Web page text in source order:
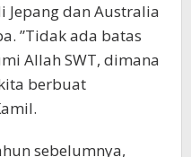
Jepang dan Australia
”Tidak ada batas
Allah SWT, dimana
berbuat
sebelumnya,